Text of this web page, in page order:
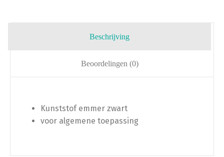
Beschrijving
Beoordelingen (0)
Kunststof emmer zwart
voor algemene toepassing